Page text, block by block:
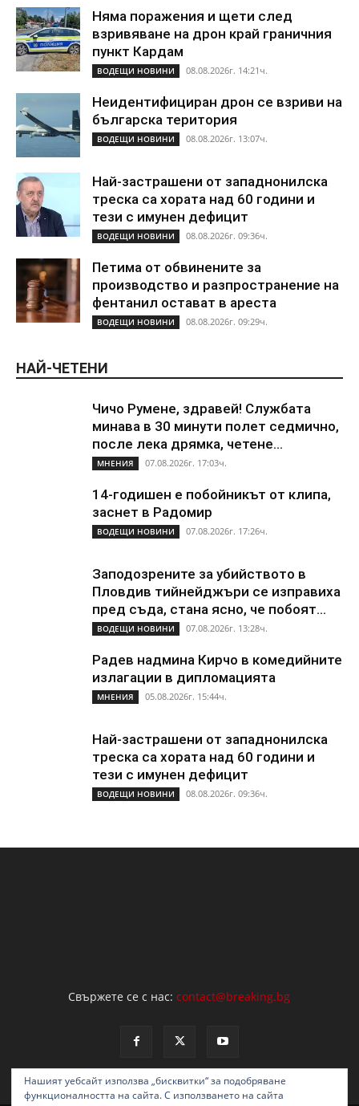
Няма поражения и щети след
взривяване на дрон край граничния
пункт Кардам
ВОДЕЩИ НОВИНИ 08.08.2026г. 14:21ч.
Неидентифициран дрон се взриви на
българска територия
ВОДЕЩИ НОВИНИ 08.08.2026г. 13:07ч.
Най-застрашени от западнонилска
треска са хората над 60 години и
тези с имунен дефицит
ВОДЕЩИ НОВИНИ 08.08.2026г. 09:36ч.
Петима от обвинените за
производство и разпространение на
фентанил остават в ареста
ВОДЕЩИ НОВИНИ 08.08.2026г. 09:29ч.
НАЙ-ЧЕТЕНИ
Чичо Румене, здравей! Службата
минава в 30 минути полет седмично,
после лека дрямка, четене...
МНЕНИЯ 07.08.2026г. 17:03ч.
14-годишен е побойникът от клипа,
заснет в Радомир
ВОДЕЩИ НОВИНИ 07.08.2026г. 17:26ч.
Заподозрените за убийството в
Пловдив тийнейджъри се изправиха
пред съда, стана ясно, че побоят...
ВОДЕЩИ НОВИНИ 07.08.2026г. 13:28ч.
Радев надмина Кирчо в комедийните
излагации в дипломацията
МНЕНИЯ 05.08.2026г. 15:44ч.
Най-застрашени от западнонилска
треска са хората над 60 години и
тези с имунен дефицит
ВОДЕЩИ НОВИНИ 08.08.2026г. 09:36ч.
Свържете се с нас:contact@breaking.bg
Нашият уебсайт използва „бисквитки“ за подобряване
функционалността на сайта. С използването на сайта